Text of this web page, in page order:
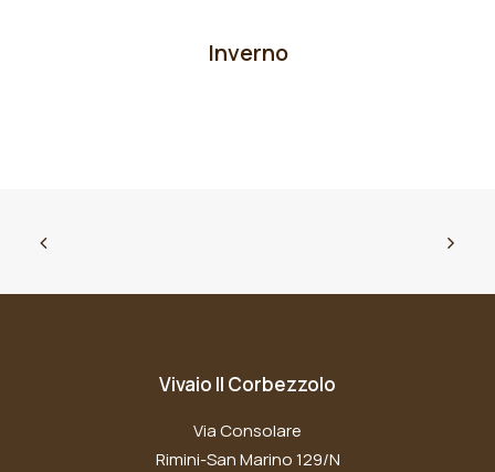
Inverno
Vivaio Il Corbezzolo
Via Consolare
Rimini-San Marino 129/N